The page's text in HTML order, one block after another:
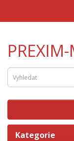
Kategorie